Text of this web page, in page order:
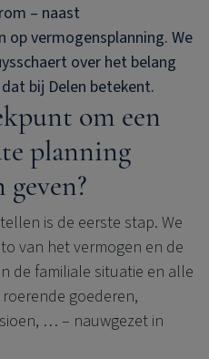
– naast
op vermogensplanning. We
over het belang
bij Delen betekent.
om een
planning
is de eerste stap. We
van het vermogen en de
de familiale situatie en alle
goederen,
… – nauwgezet in